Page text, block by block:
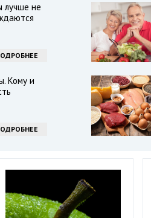
лучше не
Кому и